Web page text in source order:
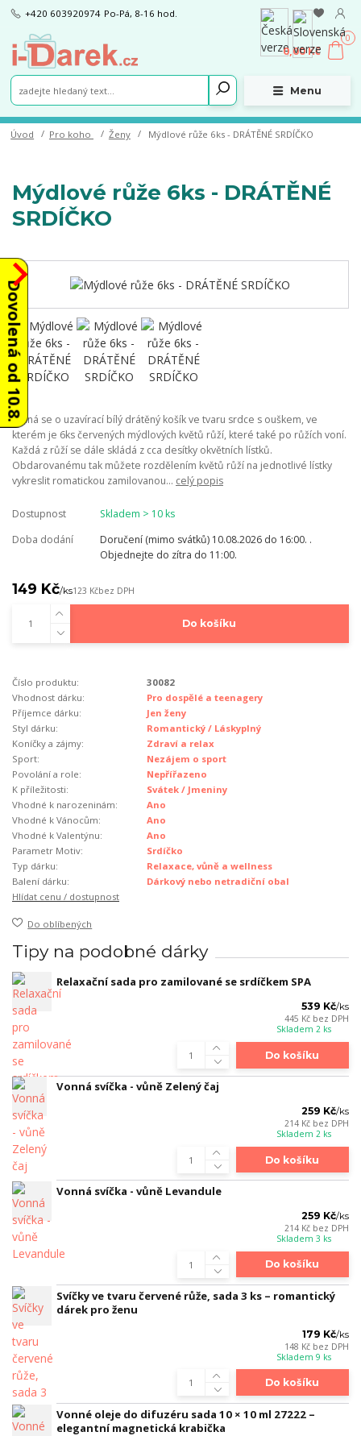
Menu
+420 603920974 Po-Pá, 8-16 hod.
0
0,00 Kč
Úvod Pro koho Ženy Mýdlové růže 6ks - DRÁTĚNÉ SRDÍČKO
Mýdlové růže 6ks - DRÁTĚNÉ
SRDÍČKO
Jedná se o uzavírací bílý drátěný košík ve tvaru srdce s ouškem, ve
kterém je 6ks červených mýdlových květů růží, které také po růžích voní.
Každá z růží se dále skládá z cca desítky okvětních lístků.
Obdarovanému tak můžete rozdělením květů růží na jednotlivé lístky
vykreslit romatickou zamilovanou... celý popis
Dostupnost
Skladem > 10 ks
Doba dodání
Doručení (mimo svátků) 10.08.2026 do 16:00. .
Objednejte do zítra do 11:00.
149 Kč/ks123 Kčbez DPH
Do košíku
Číslo produktu:
30082
Vhodnost dárku:
Pro dospělé a teenagery
Příjemce dárku:
Jen ženy
Styl dárku:
Romantický / Láskyplný
Koníčky a zájmy:
Zdraví a relax
Sport:
Nezájem o sport
Povolání a role:
Nepřířazeno
K příležitosti:
Svátek / Jmeniny
Vhodné k narozeninám:
Ano
Vhodné k Vánocům:
Ano
Vhodné k Valentýnu:
Ano
Parametr Motiv:
Srdíčko
Typ dárku:
Relaxace, vůně a wellness
Balení dárku:
Dárkový nebo netradiční obal
Hlídat cenu / dostupnost
Do oblíbených
Tipy na podobné dárky
Relaxační sada pro zamilované se srdíčkem SPA
539 Kč/ks
445 Kč bez DPH
Skladem 2 ks
Do košíku
Vonná svíčka - vůně Zelený čaj
259 Kč/ks
214 Kč bez DPH
Skladem 2 ks
Do košíku
Vonná svíčka - vůně Levandule
259 Kč/ks
214 Kč bez DPH
Skladem 3 ks
Do košíku
Svíčky ve tvaru červené růže, sada 3 ks – romantický
dárek pro ženu
179 Kč/ks
148 Kč bez DPH
Skladem 9 ks
Do košíku
Vonné oleje do difuzéru sada 10 × 10 ml 27222 –
elegantní magnetická krabička
Dovolená od 10.8.